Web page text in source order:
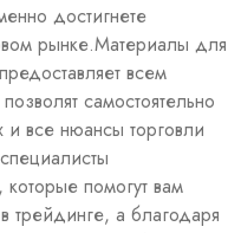
достигнете
рынке.Материалы для
всем
самостоятельно
и все нюансы торговли
помогут вам
трейдинге, а благодаря